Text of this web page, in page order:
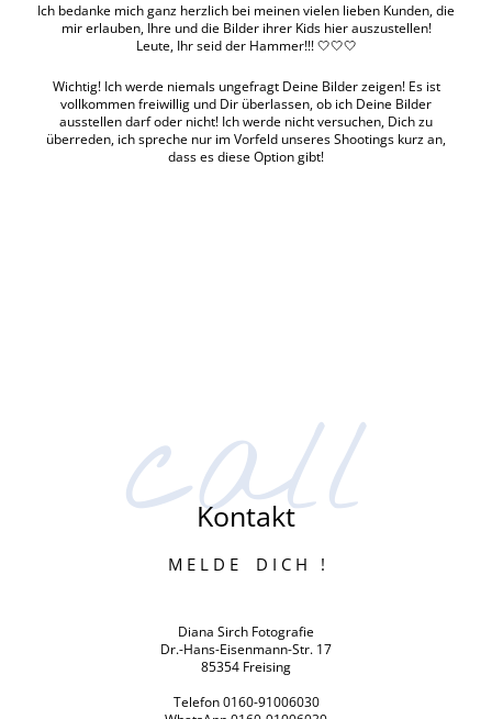
Ich bedanke mich ganz herzlich bei meinen vielen lieben Kunden, die
mir erlauben, Ihre und die Bilder ihrer Kids hier auszustellen!
Leute, Ihr seid der Hammer!!! 🤍🤍🤍
Wichtig! Ich werde niemals ungefragt Deine Bilder zeigen! Es ist
vollkommen freiwillig und Dir überlassen, ob ich Deine Bilder
ausstellen darf oder nicht! Ich werde nicht versuchen, Dich zu
überreden, ich spreche nur im Vorfeld unseres Shootings kurz an,
dass es diese Option gibt!
call
Kontakt
M E L D E D I C H !
Diana Sirch Fotografie
Dr.-Hans-Eisenmann-Str. 17
85354 Freising
Telefon 0160-91006030